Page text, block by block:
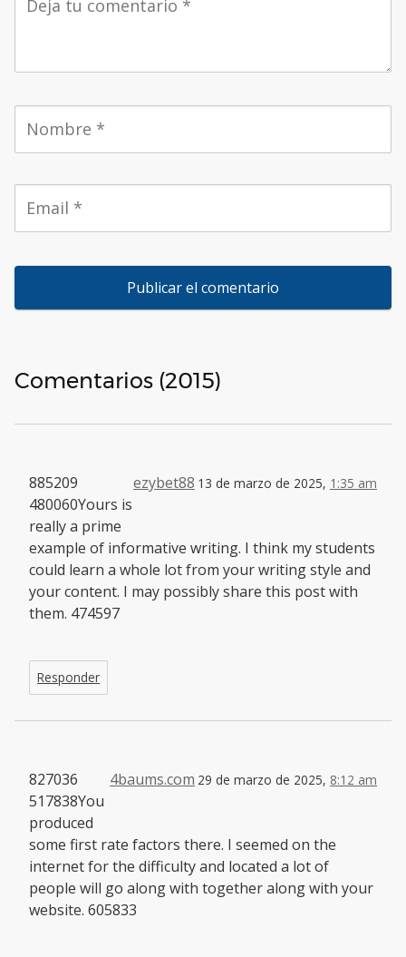
Comentarios (2015)
ezybet88 13 de marzo de 2025, 1:35 am
885209
480060Yours is
really a prime
example of informative writing. I think my students
could learn a whole lot from your writing style and
your content. I may possibly share this post with
them. 474597
Responder
4baums.com 29 de marzo de 2025, 8:12 am
827036
517838You
produced
some first rate factors there. I seemed on the
internet for the difficulty and located a lot of
people will go along with together along with your
website. 605833